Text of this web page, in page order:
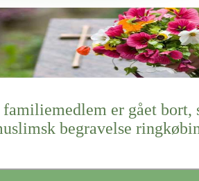
du altid en god afslutning når det gælder
Begravelse Ringkøbing
faser af begravelsel
er gået bort,
begravelse